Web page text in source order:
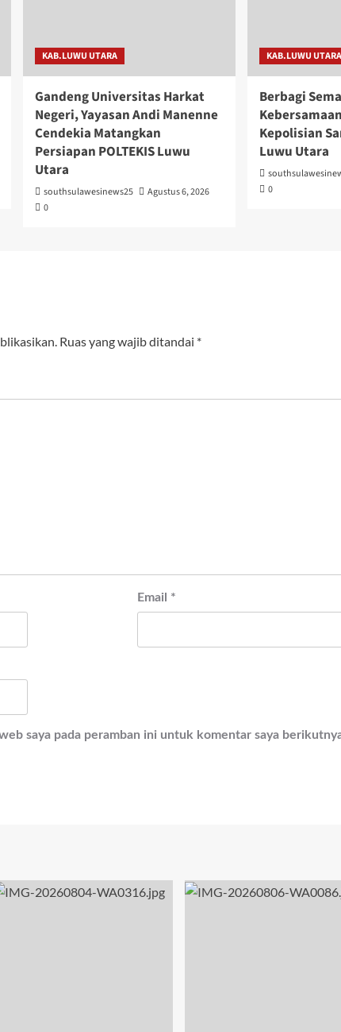
KAB.LUWU UTARA
Gandeng Universitas Harkat
Negeri, Yayasan Andi Manenne
Cendekia Matangkan
Persiapan POLTEKIS Luwu
Utara
southsulawesinews25
Agustus 6, 2026
0
KAB.LUWU UTARA
Berbagi
Kepolisian
Luwu Utara
0
Ruas yang wajib ditandai *
Email *
saya pada peramban ini untuk komentar saya